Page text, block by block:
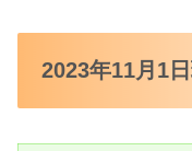
2023年11月1